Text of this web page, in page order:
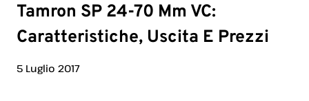
Tamron SP 24-70 Mm VC:
Caratteristiche, Uscita E Prezzi
5 Luglio 2017